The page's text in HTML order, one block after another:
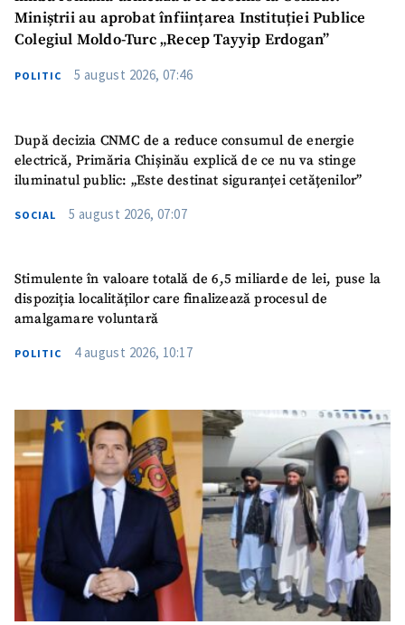
Miniștrii au aprobat înființarea Instituției Publice
Colegiul Moldo-Turc „Recep Tayyip Erdogan”
POLITIC 5 august 2026, 07:46
După decizia CNMC de a reduce consumul de energie
electrică, Primăria Chișinău explică de ce nu va stinge
iluminatul public: „Este destinat siguranței cetățenilor”
SOCIAL 5 august 2026, 07:07
Stimulente în valoare totală de 6,5 miliarde de lei, puse la
dispoziția localităților care finalizează procesul de
amalgamare voluntară
POLITIC 4 august 2026, 10:17